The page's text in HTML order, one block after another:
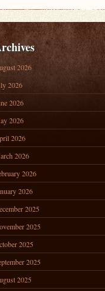
2026
2026
2026
2026
2026
2026
2026
2026
2025
2025
2025
2025
2025